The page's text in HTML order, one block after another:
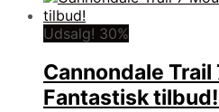
Udsalg! 30%
Cannondale
Fantastisk tilbud!